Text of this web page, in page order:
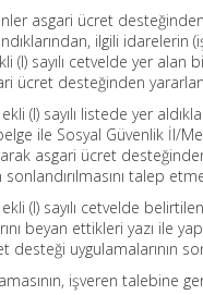
asgari ücret
ilgili idarelerin
(I) sayılı cetvelde yer alan
ücret desteğinden
(I) sayılı listede yer
ile Sosyal Güvenlik İl/
asgari ücret
sonlandırılmasını talep
(I) sayılı cetvelde
beyan ettikleri yazı ile
desteği uygulamalarının
işveren talebine